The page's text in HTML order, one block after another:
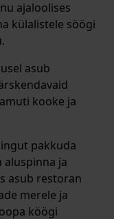
ajaloolises
külalistele söögi
asub
kooke ja
pakkuda
ja
asub restoran
merele ja
köögi